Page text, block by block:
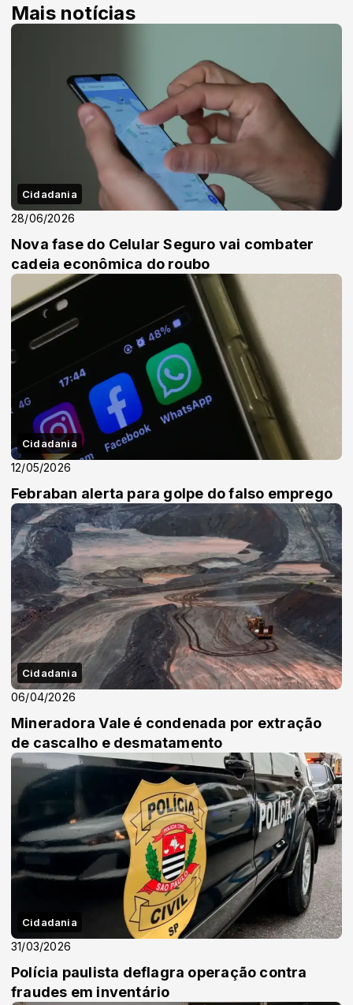
Mais notícias
Cidadania
28/06/2026
Nova fase do Celular Seguro vai combater
cadeia econômica do roubo
Cidadania
12/05/2026
Febraban alerta para golpe do falso emprego
Cidadania
06/04/2026
Mineradora Vale é condenada por extração
de cascalho e desmatamento
Cidadania
31/03/2026
Polícia paulista deflagra operação contra
fraudes em inventário